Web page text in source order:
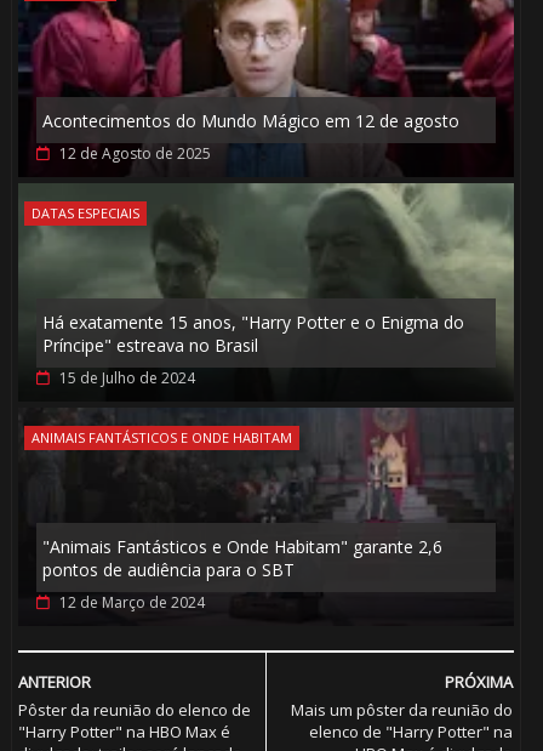
Acontecimentos do Mundo Mágico em 12 de agosto
12 de Agosto de 2025
DATAS ESPECIAIS
Há exatamente 15 anos, "Harry Potter e o Enigma do
Príncipe" estreava no Brasil
15 de Julho de 2024
ANIMAIS FANTÁSTICOS E ONDE HABITAM
"Animais Fantásticos e Onde Habitam" garante 2,6
pontos de audiência para o SBT
12 de Março de 2024
PRÓXIMA
Mais um pôster da reunião do
elenco de "Harry Potter" na
ANTERIOR
Pôster da reunião do elenco de
"Harry Potter" na HBO Max é
1️⃣ 8️⃣ 🎂
🎂
1️⃣ 8️⃣
🎈
🎂